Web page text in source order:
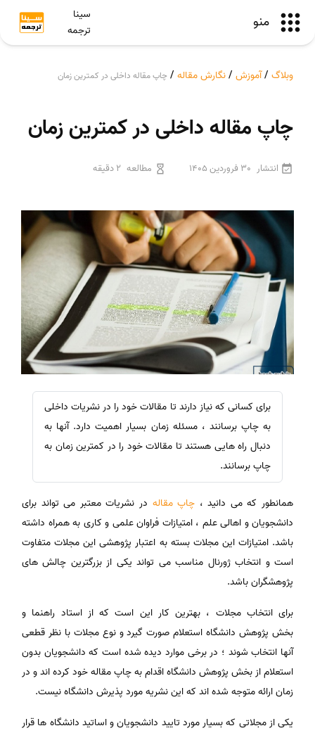
منو
سینا
ترجمه
وبلاگ /آموزش /نگارش مقاله / چاپ مقاله داخلی در کمترین زمان
چاپ مقاله داخلی در کمترین زمان
انتشار 30 فروردین 1405 مطالعه 2 دقیقه
برای کسانی که نیاز دارند تا مقالات خود را در نشریات داخلی
به چاپ برسانند ، مسئله زمان بسیار اهمیت دارد. آنها به
دنبال راه هایی هستند تا مقالات خود را در کمترین زمان به
چاپ برسانند.
همانطور که می دانید ، چاپ مقاله در نشریات معتبر می تواند برای
دانشجویان و اهالی علم ، امتیازات فراوان علمی و کاری به همراه داشته
باشد. امتیازات این مجلات بسته به اعتبار پژوهشی این مجلات متفاوت
است و انتخاب ژورنال مناسب می تواند یکی از بزرگترین چالش های
پژوهشگران باشد.
برای انتخاب مجلات ، بهترین کار این است که از استاد راهنما و
بخش پژوهش دانشگاه استعلام صورت گیرد و نوع مجلات با نظر قطعی
آنها انتخاب شوند ؛ در برخی موارد دیده شده است که دانشجویان بدون
استعلام از بخش پژوهش دانشگاه اقدام به چاپ مقاله خود کرده اند و در
زمان ارائه متوجه شده اند که این نشریه مورد پذیرش دانشگاه نیست.
یکی از مجلاتی که بسیار مورد تایید دانشجویان و اساتید دانشگاه ها قرار